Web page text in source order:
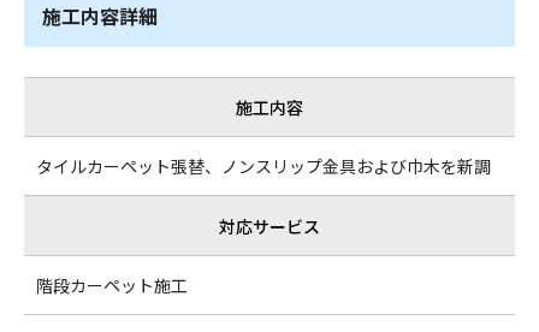
施工内容詳細
施工内容
タイルカーペット張替、ノンスリップ金具および巾木を新調
対応サービス
階段カーペット施工